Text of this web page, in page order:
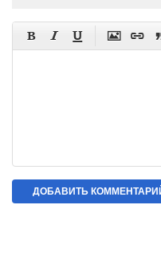
    